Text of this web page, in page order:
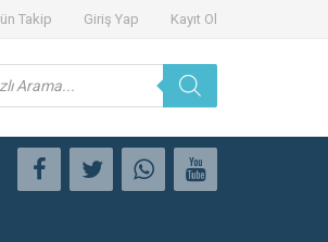
Takip Giriş Yap Kayıt Ol